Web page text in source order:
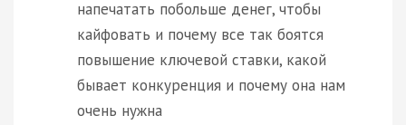
напечатать побольше денег, чтобы
кайфовать и почему все так боятся
повышение ключевой ставки, какой
бывает конкуренция и почему она нам
очень нужна